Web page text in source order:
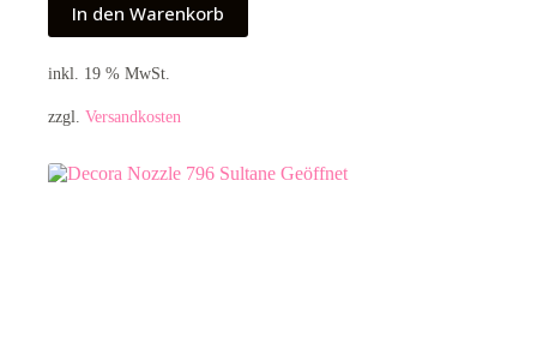
In den Warenkorb
inkl. 19 % MwSt.
zzgl. Versandkosten